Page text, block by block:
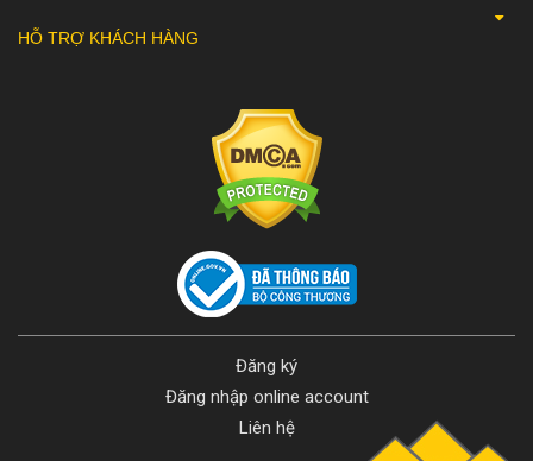
HỖ TRỢ KHÁCH HÀNG
Đăng ký
Đăng nhập online account
Liên hệ